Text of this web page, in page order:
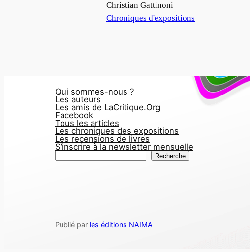
Auteur
Christian Gattinoni
Par rapport à
Chroniques d'expositions
Qui sommes-nous ?
Les auteurs
Les amis de LaCritique.Org
Facebook
Tous les articles
Les chroniques des expositions
Les recensions de livres
S’inscrire à la newsletter mensuelle
r
Recherche
Publié par les éditions NAIMA